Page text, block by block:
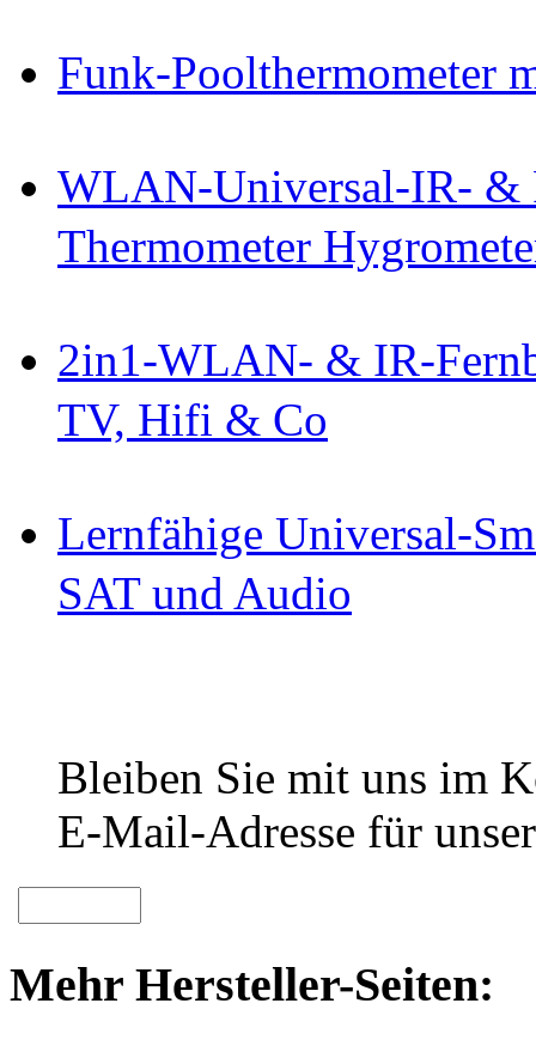
Funk-Poolthermometer
WLAN-Universal-IR- &
Thermometer
2in1-WLAN- & IR-
TV, Hifi & Co
Lernfähige Universal-
SAT und Audio
Bleiben Sie mit uns im
E-Mail-Adresse für
Mehr Hersteller-Seiten: